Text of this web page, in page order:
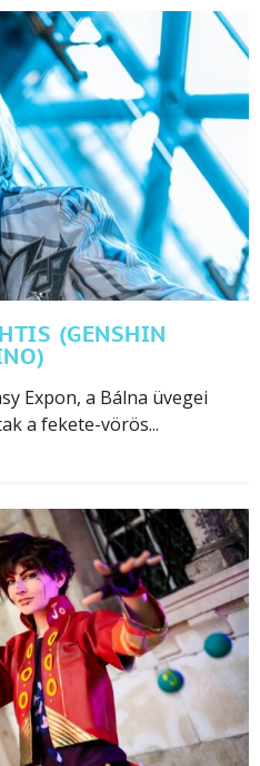
(GENSHIN
Expon, a Bálna üvegei
a fekete-vörös...